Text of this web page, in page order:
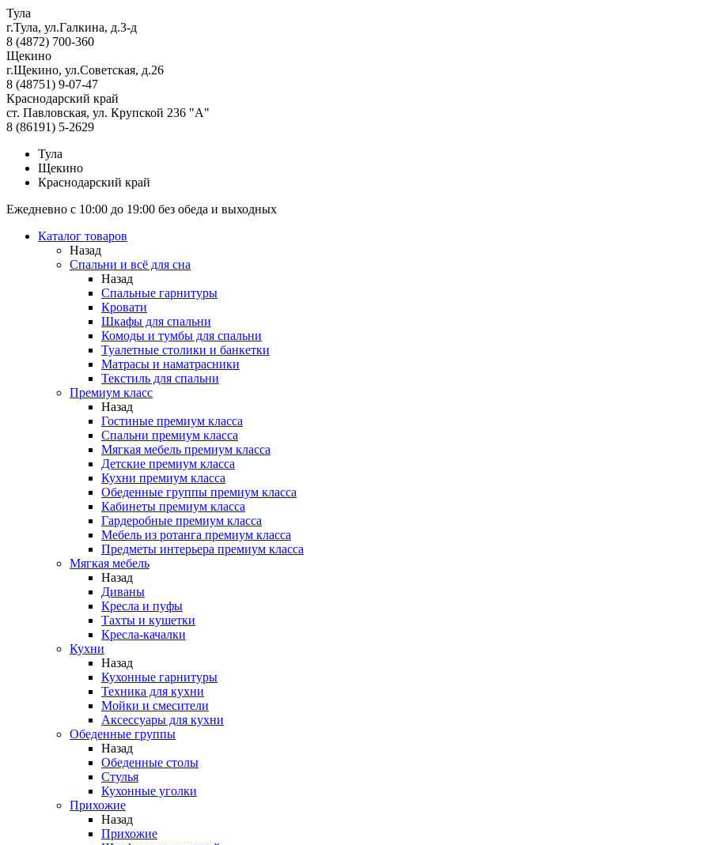
Тула
г.Тула, ул.Галкина, д.3-д
8 (4872) 700-360
Щекино
г.Щекино, ул.Советская, д.26
8 (48751) 9-07-47
Краснодарский край
ст. Павловская, ул. Крупской 236 "А"
8 (86191) 5-2629
Тула
Щекино
Краснодарский край
Ежедневно с 10:00 до 19:00 без обеда и выходных
Каталог товаров
Назад
Спальни и всё для сна
Назад
Спальные гарнитуры
Кровати
Шкафы для спальни
Комоды и тумбы для спальни
Туалетные столики и банкетки
Матрасы и наматрасники
Текстиль для спальни
Премиум класс
Назад
Гостиные премиум класса
Спальни премиум класса
Мягкая мебель премиум класса
Детские премиум класса
Кухни премиум класса
Обеденные группы премиум класса
Кабинеты премиум класса
Гардеробные премиум класса
Мебель из ротанга премиум класса
Предметы интерьера премиум класса
Мягкая мебель
Назад
Диваны
Кресла и пуфы
Тахты и кушетки
Кресла-качалки
Кухни
Назад
Кухонные гарнитуры
Техника для кухни
Мойки и смесители
Аксессуары для кухни
Обеденные группы
Назад
Обеденные столы
Стулья
Кухонные уголки
Прихожие
Назад
Прихожие